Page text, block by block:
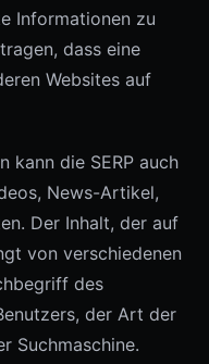
Informationen zu
dass eine
Websites auf
kann die SERP auch
News-Artikel,
Der Inhalt, der auf
von verschiedenen
des
der Art der
Suchmaschine.